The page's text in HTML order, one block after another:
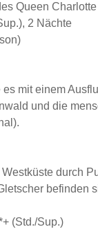
Queen
2 Nächte
mit einem
und die
durch
befinden
(Std./Sup.)